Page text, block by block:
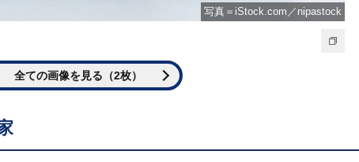
写真＝iStock.com／nipastock
全ての画像を見る（2枚）